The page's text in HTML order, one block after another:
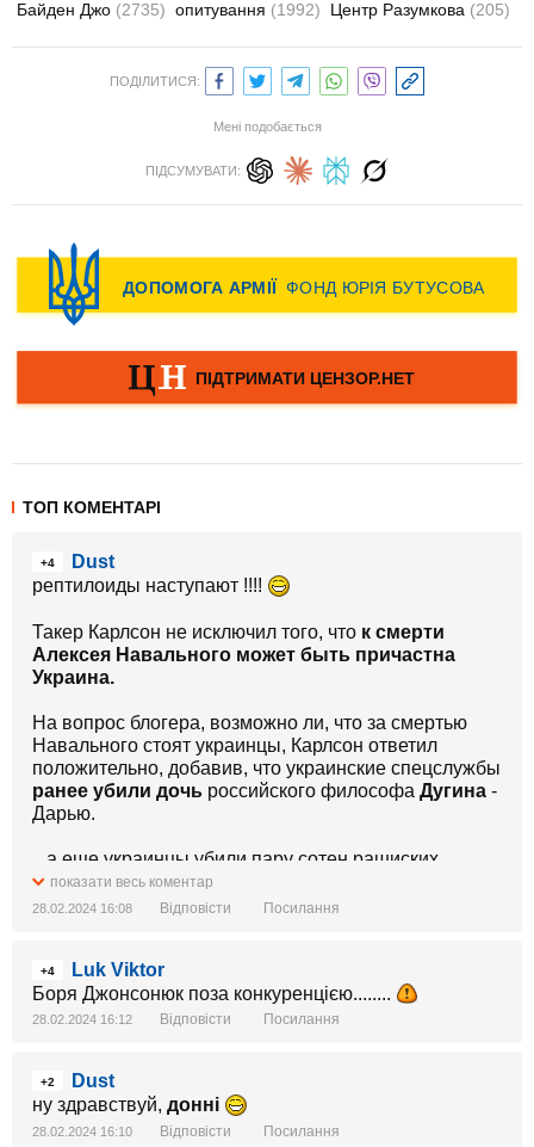
Байден Джо (2735) опитування (1992) Центр Разумкова (205)
ПОДІЛИТИСЯ:
Мені подобається
ПІДСУМУВАТИ:
ТОП КОМЕНТАРІ
+4
Dust
рептилоиды наступают !!!!
Такер Карлсон не исключил того, что к смерти
Алексея Навального может быть причастна
Украина.
На вопрос блогера, возможно ли, что за смертью
Навального стоят украинцы, Карлсон ответил
положительно, добавив, что украинские спецслужбы
ранее убили дочь российского философа Дугина -
Дарью.
...а еще украинцы убили пару сотен рашиских
солдат
показати весь коментар
28.02.2024 16:08 Відповісти Посилання
+4
Luk Viktor
Боря Джонсонюк поза конкуренцією........
28.02.2024 16:12 Відповісти Посилання
+2
Dust
ну здравствуй, донні
28.02.2024 16:10 Відповісти Посилання